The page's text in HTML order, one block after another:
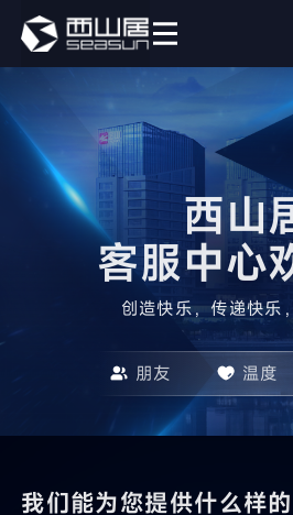
创造快乐，传递快乐
西山
客服中心
朋友 温度
我们能为您提供什么样的